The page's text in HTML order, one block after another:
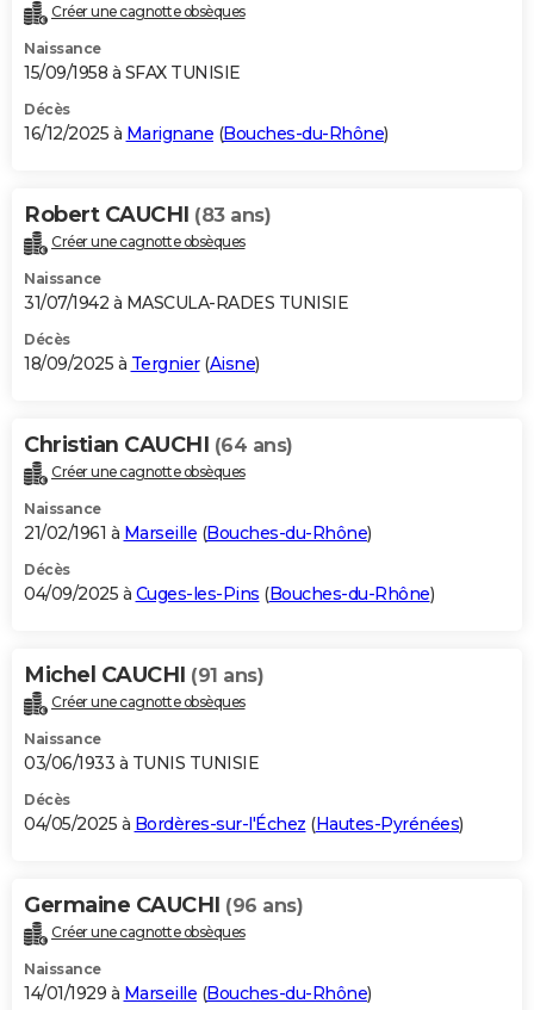
Créer une cagnotte obsèques
Naissance
15/09/1958 à SFAX TUNISIE
Décès
16/12/2025 à Marignane (Bouches-du-Rhône)
Robert CAUCHI (83 ans)
Créer une cagnotte obsèques
Naissance
31/07/1942 à MASCULA-RADES TUNISIE
Décès
18/09/2025 à Tergnier(Aisne)
Christian CAUCHI (64 ans)
Créer une cagnotte obsèques
Naissance
21/02/1961 à Marseille (Bouches-du-Rhône)
Décès
04/09/2025 à Cuges-les-Pins (Bouches-du-Rhône)
Michel CAUCHI (91 ans)
Créer une cagnotte obsèques
Naissance
03/06/1933 à TUNIS TUNISIE
Décès
04/05/2025 à Bordères-sur-l'Échez (Hautes-Pyrénées)
Germaine CAUCHI (96 ans)
Créer une cagnotte obsèques
Naissance
14/01/1929 à Marseille (Bouches-du-Rhône)